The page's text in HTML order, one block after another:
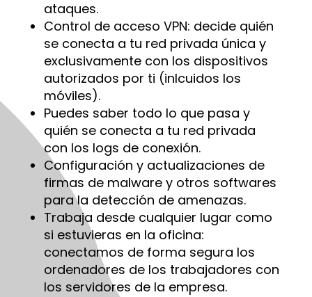
ataques.
Control de acceso VPN: decide quién
se conecta a tu red privada única y
exclusivamente con los dispositivos
autorizados por ti (inlcuidos los
móviles).
Puedes saber todo lo que pasa y
quién se conecta a tu red privada
con los logs de conexión.
Configuración y actualizaciones de
firmas de malware y otros softwares
para la detección de amenazas.
Trabaja desde cualquier lugar como
si estuvieras en la oficina:
conectamos de forma segura los
ordenadores de los trabajadores con
los servidores de la empresa.